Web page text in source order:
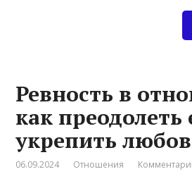
Ревность в
как преодолеть
укрепить
06.09.2024 Отношения